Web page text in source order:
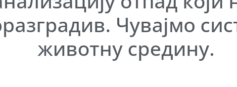
ПРОЧИТАЈ ВИШЕ
ПРАВНА РЕГУЛАТИВА
И
ПРОЧИТАЈ ВИШЕ
Чувајмо
животну средину.